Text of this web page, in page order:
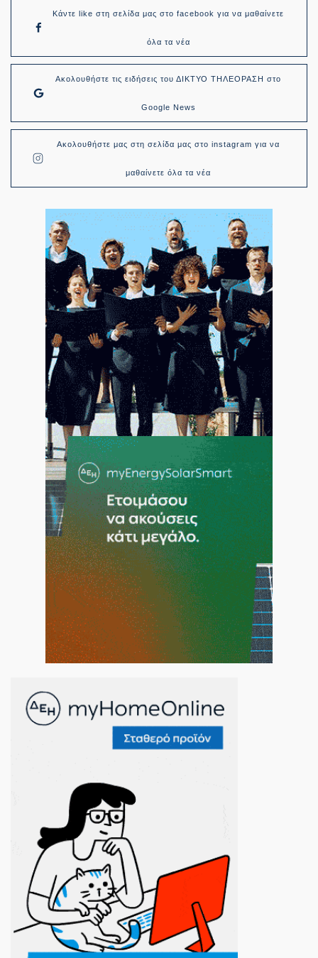
Κάντε like στη σελίδα μας στο facebook για να μαθαίνετε
όλα τα νέα
Ακολουθήστε τις ειδήσεις του ΔΙΚΤΥΟ ΤΗΛΕΟΡΑΣΗ στο
Google News
Ακολουθήστε μας στη σελίδα μας στο instagram για να
μαθαίνετε όλα τα νέα